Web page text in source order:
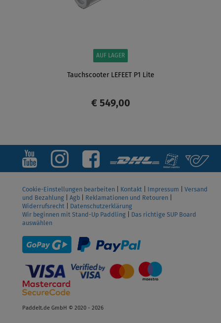
AUF LAGER
Tauchscooter LEFEET P1 Lite
€ 549,00
ANZEIGEN
Cookie-Einstellungen bearbeiten Kontakt Impressum
Versand
und Bezahlung
Agb Reklamationen und Retouren
Widerrufsrecht
Datenschutzerklärung
Wir beginnen mit Stand-Up Paddling
Das richtige SUP Board
auswählen
Paddelt.de GmbH © 2020 - 2026